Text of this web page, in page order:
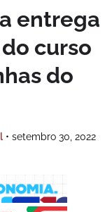
entrega
curso
do
• setembro 30, 2022